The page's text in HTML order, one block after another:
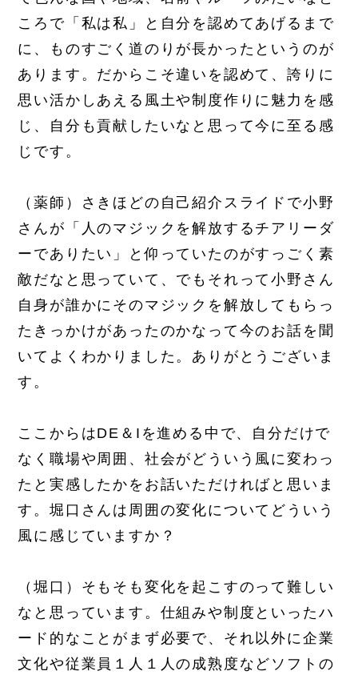
ころで「私は私」と自分を認めてあげるまで
に、ものすごく道のりが長かったというのが
あります。だからこそ違いを認めて、誇りに
思い活かしあえる風土や制度作りに魅力を感
じ、自分も貢献したいなと思って今に至る感
じです。
（薬師）さきほどの自己紹介スライドで小野
さんが「人のマジックを解放するチアリーダ
ーでありたい」と仰っていたのがすっごく素
敵だなと思っていて、でもそれって小野さん
自身が誰かにそのマジックを解放してもらっ
たきっかけがあったのかなって今のお話を聞
いてよくわかりました。ありがとうございま
す。
ここからはDE＆Iを進める中で、自分だけで
なく職場や周囲、社会がどういう風に変わっ
たと実感したかをお話いただければと思いま
す。堀口さんは周囲の変化についてどういう
風に感じていますか？
（堀口）そもそも変化を起こすのって難しい
なと思っています。仕組みや制度といったハ
ード的なことがまず必要で、それ以外に企業
文化や従業員１人１人の成熟度などソフトの